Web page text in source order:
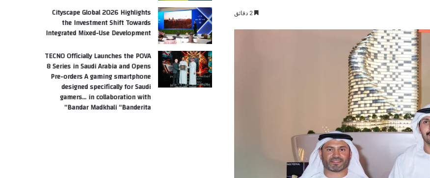
Cityscape Global 2026 Highlights
the Investment Shift Towards
Integrated Mixed-Use Development
TECNO Officially Launches the POVA
8 Series in Saudi Arabia and Opens
Pre-orders A gaming smartphone
designed specifically for Saudi
gamers… in collaboration with
Bandar Madkhali “Banderita”